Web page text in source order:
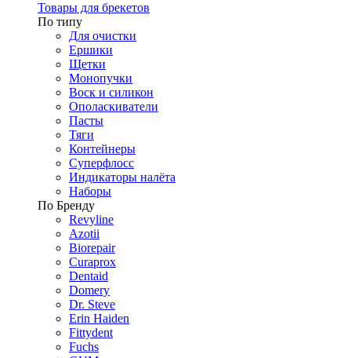
Товары для брекетов
По типу
Для очистки
Ершики
Щетки
Монопучки
Воск и силикон
Ополаскиватели
Пасты
Тяги
Контейнеры
Суперфлосс
Индикаторы налёта
Наборы
По Бренду
Revyline
Azotii
Biorepair
Curaprox
Dentaid
Domery
Dr. Steve
Erin Haiden
Fittydent
Fuchs